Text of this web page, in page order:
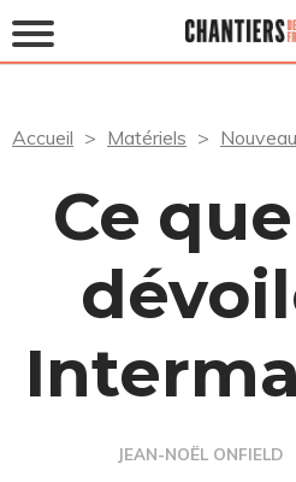
Accueil Matériels
Ce
JEAN-NOËL ONFIELD